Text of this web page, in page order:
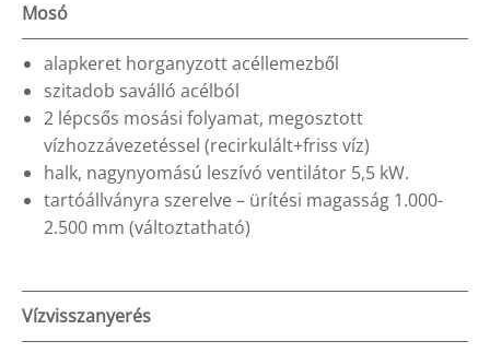
Mosó
alapkeret horganyzott acéllemezből
szitadob saválló acélból
2 lépcsős mosási folyamat, megosztott
vízhozzávezetéssel (recirkulált+friss víz)
halk, nagynyomású leszívó ventilátor 5,5 kW.
tartóállványra szerelve – ürítési magasság 1.000-
2.500 mm (változtatható)
Vízvisszanyerés